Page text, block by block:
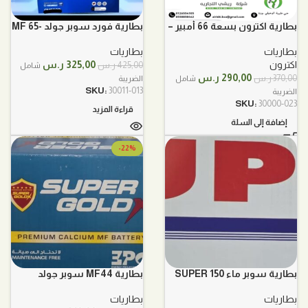
بطارية اكترون بسعة 66 أمبير –
بطاريات
اكترون
370,00ر.س السعر
هو:
370,00 ر.س.
290,00 ر.س السعر
شامل
الضريبة
SKU: 30000-023
إضافة إلى السلة
بطارية فورد سوبر جولد MF 65-
بطاريات
425,00ر.س السعر
هو:
325,00 ر.س السعر
شامل
الضريبة
SKU: 30011-013
قراءة المزيد
بطارية سوبر ماء SUPER 150
بطاريات
-22%
بطارية MF44 سوبر جولد
بطاريات